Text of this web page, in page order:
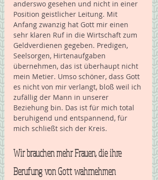
anderswo gesehen und nicht in einer
Position geistlicher Leitung. Mit
Anfang zwanzig hat Gott mir einen
sehr klaren Ruf in die Wirtschaft zum
Geldverdienen gegeben. Predigen,
Seelsorgen, Hirtenaufgaben
übernehmen, das ist überhaupt nicht
mein Metier. Umso schöner, dass Gott
es nicht von mir verlangt, bloß weil ich
zufällig der Mann in unserer
Beziehung bin. Das ist für mich total
beruhigend und entspannend, für
mich schließt sich der Kreis.
Wir brauchen mehr Frauen, die ihre
Berufung von Gott wahrnehmen